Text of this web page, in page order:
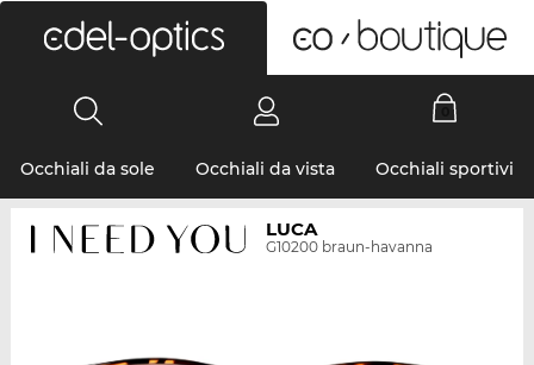
Occhiali da sole Occhiali da vista Occhiali sportivi
LUCA
G10200 braun-havanna